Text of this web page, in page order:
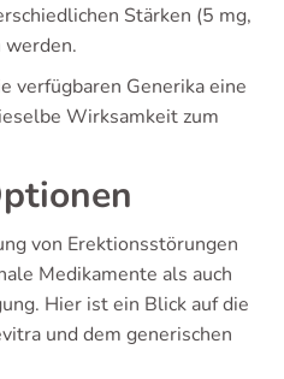
Stärken (5 mg,
werden.
verfügbaren Generika eine
Wirksamkeit zum
von Erektionsstörungen
Medikamente als auch
Hier ist ein Blick auf die
und dem generischen